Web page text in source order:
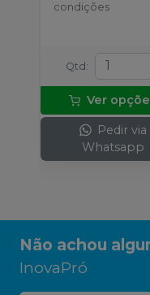
condições
Qtd :
Ver
Pedir via
Whatsapp
Não achou
InovaPró